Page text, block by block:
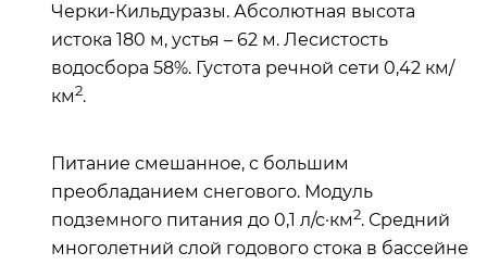
Черки-Кильдуразы. Абсолютная высота
истока 180 м, устья – 62 м. Лесистость
водосбора 58%. Густота речной сети 0,42 км/
км2.
Питание смешанное, с большим
преобладанием снегового. Модуль
подземного питания до 0,1 л/с·км2. Средний
многолетний слой годового стока в бассейне